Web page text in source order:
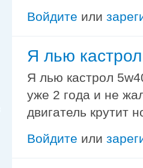
Войдите или
Я лью
Я лью кастрол
уже 2 года и не
двигатель крутит
Войдите или